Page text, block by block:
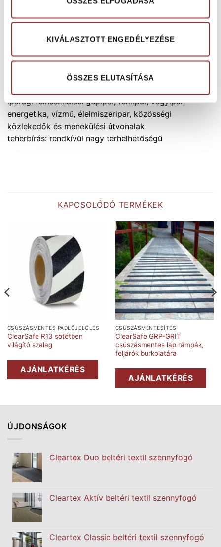
KIVÁLASZTOTT ENGEDÉLYEZÉSE
ÖSSZES ELUTASÍTÁSA
Élvédő mérete: 70 mm / 30 mm (vízszintes /
Felhasználási javaslat
iparági felhasználás: gépipar, fémipar, vegyipar,
energetika, vízmű, élelmiszeripar, közösségi
közlekedők és menekülési útvonalak
teherbírás: rendkívül nagy terhelhetőségű
KAPCSOLÓDÓ TERMÉKEK
CSÚSZÁSMENTES PADLÓJELÖLÉS
ClearSafe R13 sötétben
világító szalag
AJÁNLATKÉRÉS
CSÚSZÁSMENTESÍTÉS
ClearSafe GRP-GRIT
csúszásmentes lap rámpák,
feljárók burkolatára
AJÁNLATKÉRÉS
ÚJDONSÁGOK
Cleartex Duo beltéri textil szennyfogó
Cleartex Aktív beltéri textil szennyfogó
Cleartex Classic beltéri textil szennyfogó